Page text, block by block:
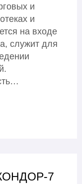
и
и
на входе
служит для
КОНДОР-7